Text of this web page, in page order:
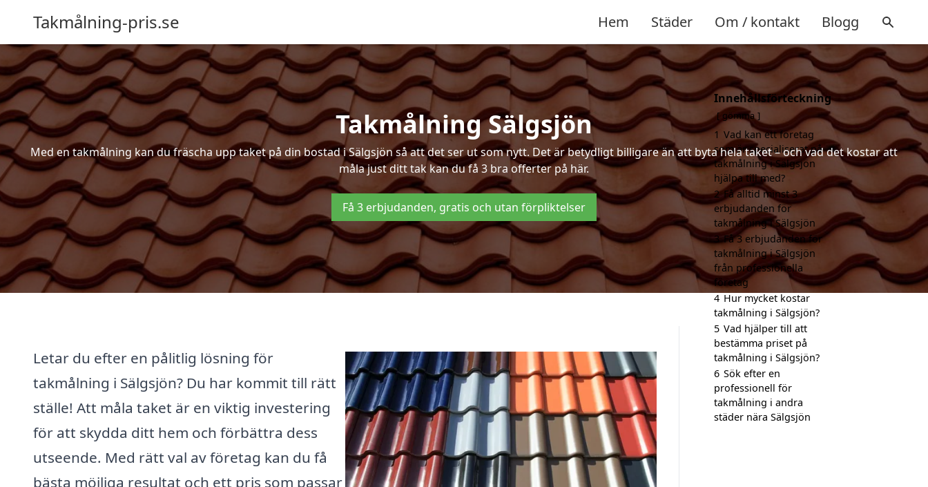
Takmålning-pris.se Hem Städer Om / kontakt Blogg
Takmålning Sälgsjön
Med en takmålning kan du fräscha upp taket på din bostad i Sälgsjön så att det ser ut som nytt. Det är betydligt billigare än att byta hela taket – och vad det kostar att
måla just ditt tak kan du få 3 bra offerter på här.
Få 3 erbjudanden, gratis och utan förpliktelser
Letar du efter en pålitlig lösning för
takmålning i Sälgsjön? Du har kommit till rätt
ställe! Att måla taket är en viktig investering
för att skydda ditt hem och förbättra dess
utseende. Med rätt val av företag kan du få
bästa möjliga resultat och ett pris som passar
Innehållsförteckning
gömma
1 Vad kan ett företag
som är specialiserat på
takmålning i Sälgsjön
hjälpa till med?
2 Få alltid minst 3
erbjudanden för
takmålning i Sälgsjön
3 Få 3 erbjudanden för
takmålning i Sälgsjön
från professionella
företag
4 Hur mycket kostar
takmålning i Sälgsjön?
5 Vad hjälper till att
bestämma priset på
takmålning i Sälgsjön?
6 Sök efter en
professionell för
takmålning i andra
städer nära Sälgsjön